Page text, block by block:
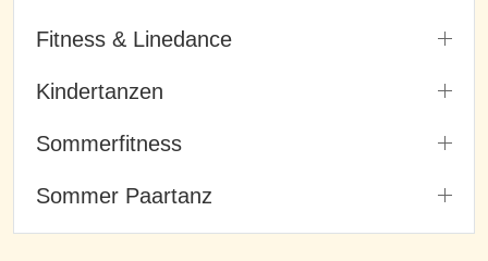
Fitness & Linedance
Kindertanzen
Sommerfitness
Sommer Paartanz